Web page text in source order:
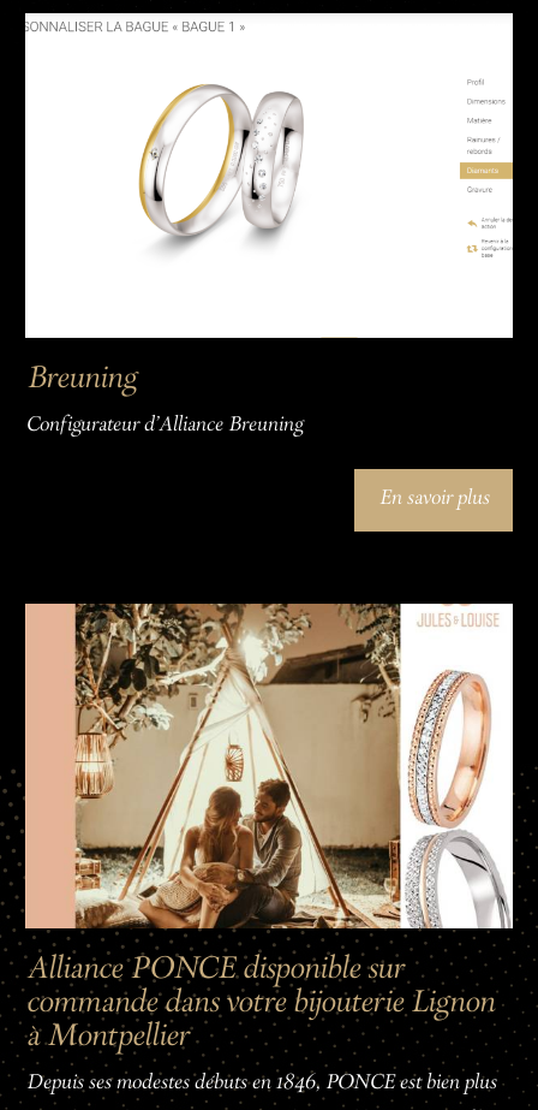
Breuning
Configurateur d'Alliance Breuning
En savoir plus
Alliance PONCE disponible sur
commande dans votre bijouterie Lignon
à Montpellier
Depuis ses modestes débuts en 1846, PONCE est bien plus